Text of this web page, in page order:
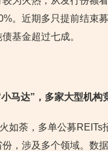
。近期多只提前结束
基金超过七成。
马达”，多家大型机构
如荼，多单公募REITs
，涉及多个领域。数